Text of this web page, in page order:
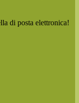
di posta elettronica!